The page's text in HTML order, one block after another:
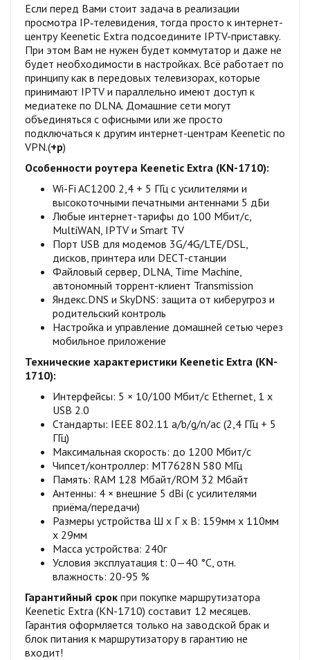
Если перед Вами стоит задача в реализации
просмотра IP‑телевидения, тогда просто к интернет-
центру Keenetic Extra подсоедините IPTV-приставку.
При этом Вам не нужен будет коммутатор и даже не
будет необходимости в настройках. Всё работает по
принципу как в передовых телевизорах, которые
принимают IPTV и параллельно имеют доступ к
медиатеке по DLNA. Домашние сети могут
объединяться с офисными или же просто
подключаться к другим интернет-центрам Keenetic по
VPN.(+р)
Особенности роутера Keenetic Extra (KN-1710):
Wi-Fi AC1200 2,4 + 5 ГГц с усилителями и
высокоточными печатными антеннами 5 дБи
Любые интернет-тарифы до 100 Мбит/с,
MultiWAN, IPTV и Smart TV
Порт USB для модемов 3G/4G/LTE/DSL,
дисков, принтера или DECT-станции
Файловый сервер, DLNA, Time Machine,
автономный торрент-клиент Transmission
Яндекс.DNS и SkyDNS: защита от киберугроз и
родительский контроль
Настройка и управление домашней сетью через
мобильное приложение
Технические характеристики Keenetic Extra (KN-
1710):
Интерфейсы: 5 × 10/100 Мбит/с Ethernet, 1 x
USB 2.0
Стандарты: IEEE 802.11 a/b/g/n/ac (2,4 ГГц + 5
ГГц)
Максимальная скорость: до 1200 Мбит/с
Чипсет/контроллер: MT7628N 580 МГц
Память: RAM 128 Мбайт/ROM 32 Мбайт
Антенны: 4 × внешние 5 dBi (с усилителями
приёма/передачи)
Размеры устройства Ш x Г x В: 159мм x 110мм
x 29мм
Масса устройства: 240г
Условия эксплуатация t: 0—40 °С, отн.
влажность: 20-95 %
Гарантийный срок при покупке маршрутизатора
Keenetic Extra (KN-1710) составит 12 месяцев.
Гарантия оформляется только на заводской брак и
блок питания к маршрутизатору в гарантию не
входит!